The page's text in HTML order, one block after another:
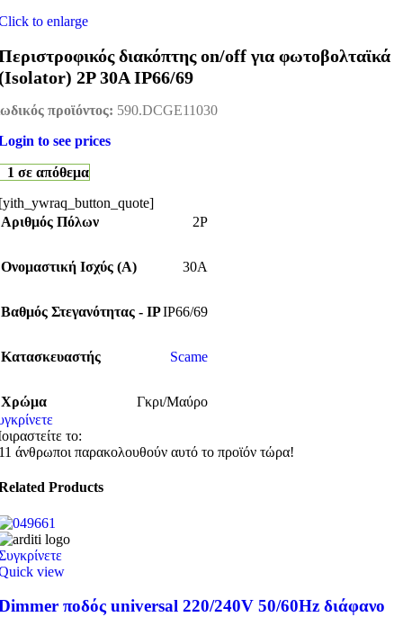
to enlarge
διακόπτης on/off για φωτοβολταϊκά
2P 30A IP66/69
προϊόντος: 590.DCGE11030
to see prices
1 σε απόθεμα
Αριθμός Πόλων
2P
Ονομαστική Ισχύς (Α) 30A
Βαθμός Στεγανότητας - IPIP66/69
Κατασκευαστής Scame
Χρώμα
Γκρι/Μαύρο
το:
άνθρωποι παρακολουθούν αυτό το προϊόν τώρα!
Products
view
ποδός universal 220/240V 50/60Hz διάφανο